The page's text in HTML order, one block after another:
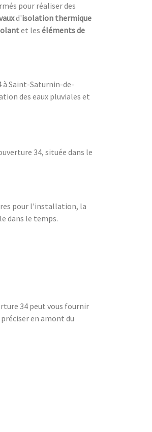
pour réaliser des
d'isolation thermique
et les éléments de
à Saint-Saturnin-de-
des eaux pluviales et
34, située dans le
pour l'installation, la
dans le temps.
34 peut vous fournir
en amont du